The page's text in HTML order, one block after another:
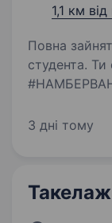
1,1 км
Повна
студента. Ти схожий на богатиря
3 дні тому